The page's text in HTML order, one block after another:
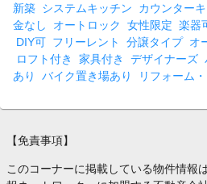
新築 システムキッチン カウンター
金なし
オートロック 女性限定 楽器
DIY可 フリーレント 分譲タイプ オ
ロフト付き
家具付き デザイナーズ
あり
バイク置き場あり リフォーム
【免責事項】
このコーナーに掲載している物件情報